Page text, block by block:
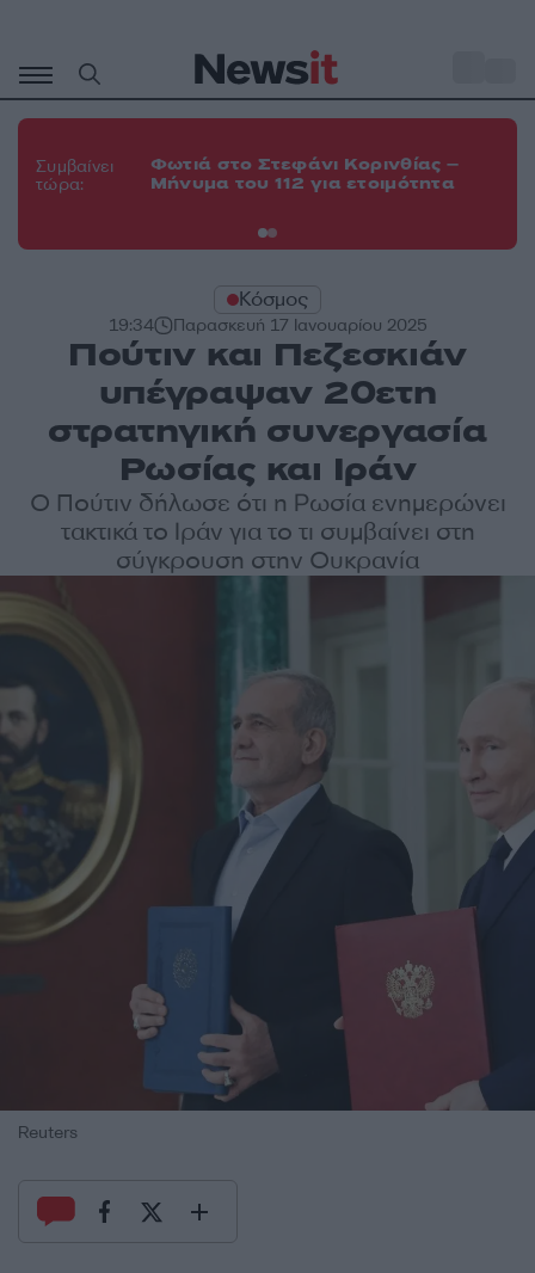
περιεχόμενο
Συμβαίνει
τώρα:
Φωτιά στο Στεφάνι Κορινθίας –
Μήνυμα του 112 για ετοιμότητα
Κόσμος
19:34 Παρασκευή 17 Ιανουαρίου 2025
Πούτιν και Πεζεσκιάν
υπέγραψαν 20ετη
στρατηγική συνεργασία
Ρωσίας και Ιράν
Ο Πούτιν δήλωσε ότι η Ρωσία ενημερώνει
τακτικά το Ιράν για το τι συμβαίνει στη
σύγκρουση στην Ουκρανία
Reuters